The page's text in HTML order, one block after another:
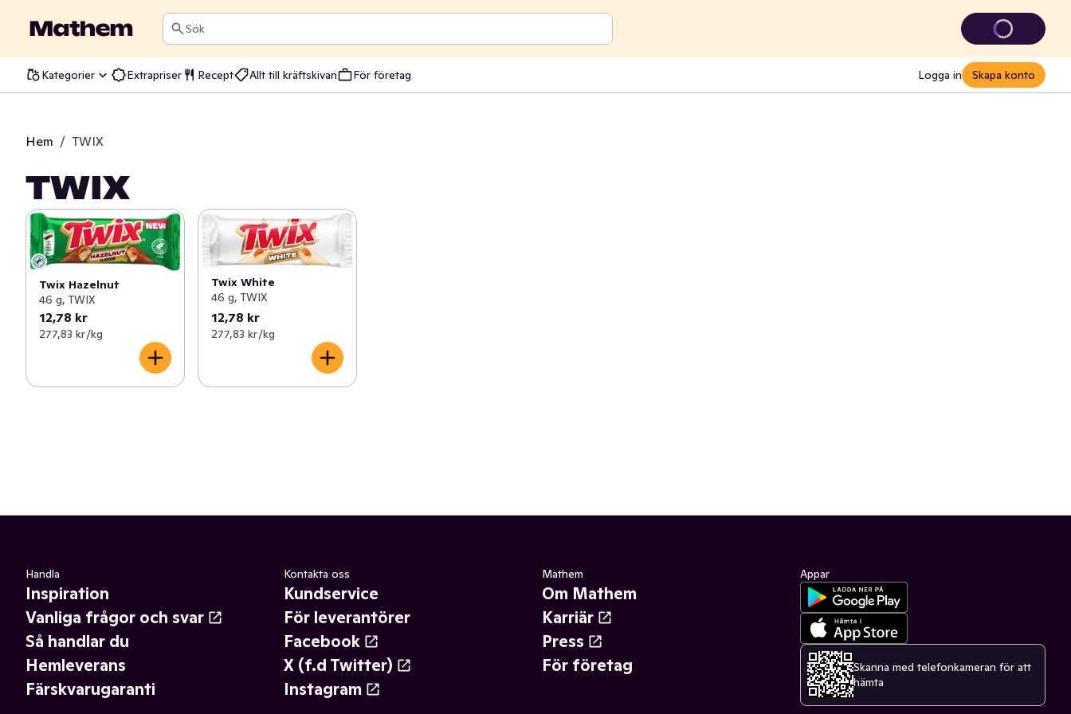
Sök
Kategorier Extrapriser Recept Allt till kräftskivan För företag Logga in Skapa konto
Hem / TWIX
TWIX
Twix Hazelnut
46 g, TWIX
12,78 kr
277,83 kr /kg
Twix White
46 g, TWIX
12,78 kr
277,83 kr /kg
Handla
Inspiration
Vanliga frågor och svar
Så handlar du
Hemleverans
Färskvarugaranti
Kontakta oss
Kundservice
För leverantörer
Facebook
X (f.d Twitter)
Instagram
Mathem
Om Mathem
Karriär
Press
För företag
Appar
Skanna med telefonkameran för att
hämta